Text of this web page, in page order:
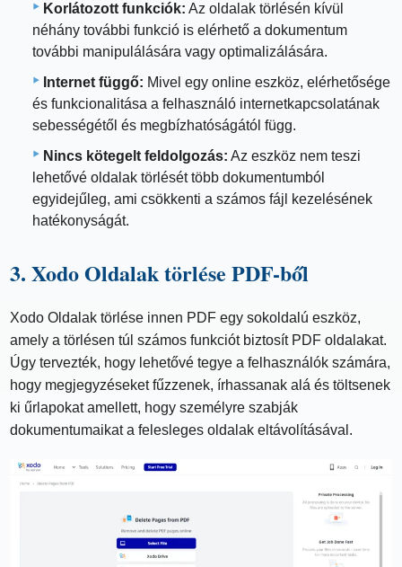
Korlátozott funkciók: Az oldalak törlésén kívül
néhány további funkció is elérhető a dokumentum
további manipulálására vagy optimalizálására.
Internet függő: Mivel egy online eszköz, elérhetősége
és funkcionalitása a felhasználó internetkapcsolatának
sebességétől és megbízhatóságától függ.
Nincs kötegelt feldolgozás: Az eszköz nem teszi
lehetővé oldalak törlését több dokumentumból
egyidejűleg, ami csökkenti a számos fájl kezelésének
hatékonyságát.
3. Xodo Oldalak törlése PDF-ből
Xodo Oldalak törlése innen PDF egy sokoldalú eszköz,
amely a törlésen túl számos funkciót biztosít PDF oldalakat.
Úgy tervezték, hogy lehetővé tegye a felhasználók számára,
hogy megjegyzéseket fűzzenek, írhassanak alá és töltsenek
ki űrlapokat amellett, hogy személyre szabják
dokumentumaikat a felesleges oldalak eltávolításával.